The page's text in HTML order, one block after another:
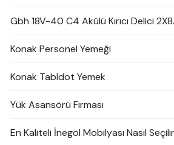
Gbh 18V-40 C4 Akülü Kırıcı Delici
Konak Personel Yemeği
Konak Tabldot Yemek
Yük Asansörü Firması
En Kaliteli İnegöl Mobilyası Nasıl